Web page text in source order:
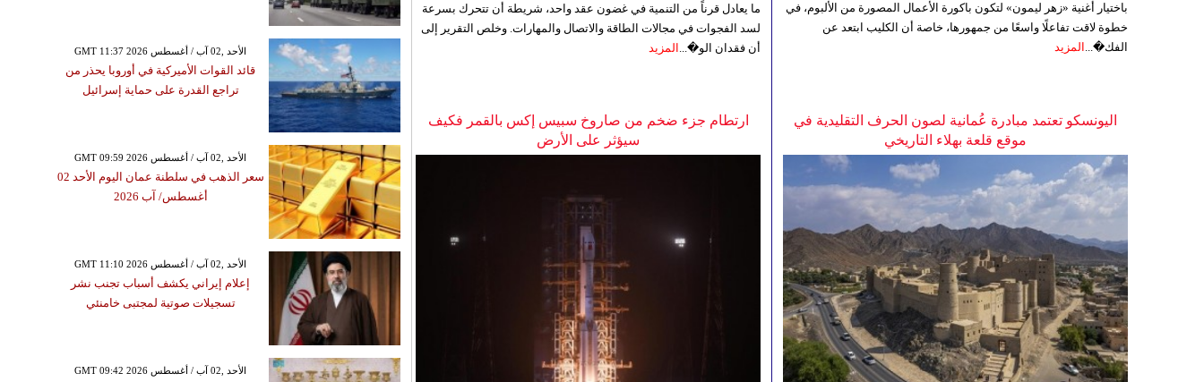
ما يعادل قرناً من التنمية في غضون عقد واحد، شريطة أن تتحرك بسرعة
لسد الفجوات في مجالات الطاقة والاتصال والمهارات. وخلص التقرير إلى
أن فقدان الو�... المزيد
باختيار أغنية «زهر ليمون» لتكون باكورة الأعمال المصورة من الألبوم، في
خطوة لاقت تفاعلًا واسعًا من جمهورها، خاصة أن الكليب ابتعد عن
الفك�... المزيد
ارتطام جزء ضخم من صاروخ سبيس إكس بالقمر فكيف
سيؤثر على الأرض
اليونسكو تعتمد مبادرة عُمانية لصون الحرف التقليدية في
موقع قلعة بهلاء التاريخي
GMT 11:37 2026 الأحد ,02 آب / أغسطس
قائد القوات الأميركية في أوروبا يحذر من
تراجع القدرة على حماية إسرائيل
GMT 09:59 2026 الأحد ,02 آب / أغسطس
سعر الذهب في سلطنة عمان اليوم الأحد 02
أغسطس/ آب 2026
GMT 11:10 2026 الأحد ,02 آب / أغسطس
إعلام إيراني يكشف أسباب تجنب نشر
تسجيلات صوتية لمجتبى خامنئي
GMT 09:42 2026 الأحد ,02 آب / أغسطس